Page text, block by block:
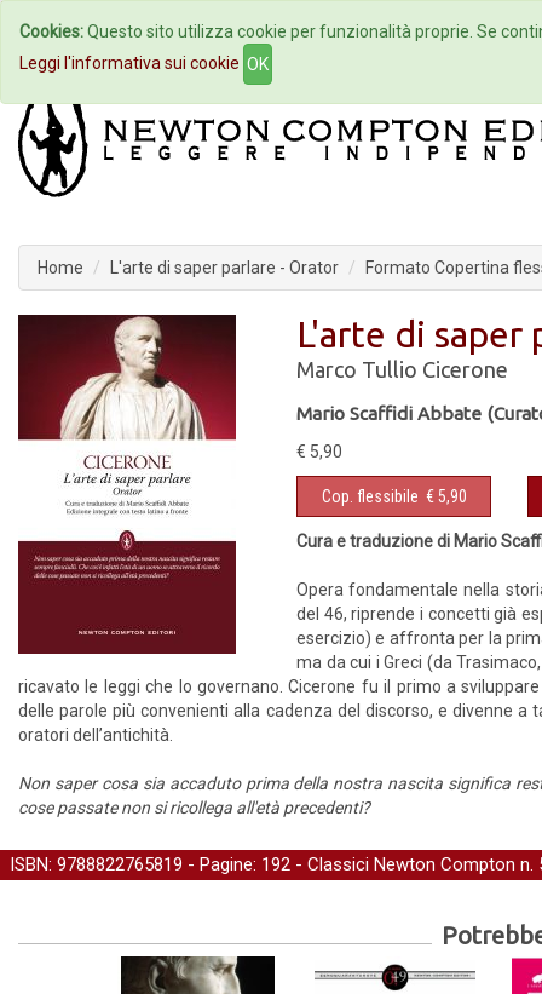
Home Autori Eventi
Home L'arte di saper parlare - Orator Formato Copertina
L'arte di saper
Marco Tullio Cicerone
Mario Scaffidi Abbate
€ 5,90
Cop. flessibile € 5,90
Cura e traduzione di Mario
Opera fondamentale nella
del 46, riprende i concetti già
esercizio) e affronta per la
ma da cui i Greci (da
ricavato le leggi che lo governano. Cicerone fu il primo a
delle parole più convenienti alla cadenza del discorso, e divenne
oratori dell’antichità.
Non saper cosa sia accaduto prima della nostra nascita significa
cose passate non si ricollega all'età precedenti?
ISBN: 9788822765819 - Pagine: 192 - Classici Newton Compton n.
Cookies:Questo sito utilizza cookie per funzionalità proprie. Se
Leggi l'informativa sui cookie OK